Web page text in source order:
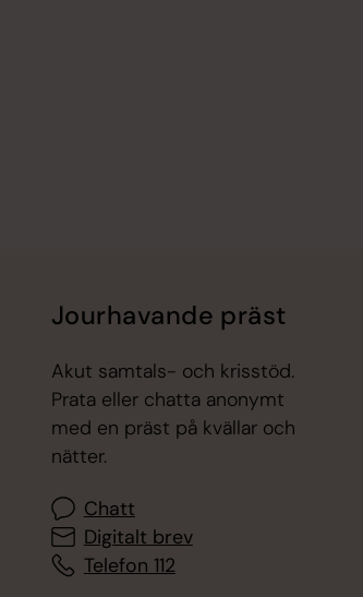
Jourhavande präst
Akut samtals- och krisstöd.
Prata eller chatta anonymt
med en präst på kvällar och
nätter.
Chatt
Digitalt brev
Telefon 112